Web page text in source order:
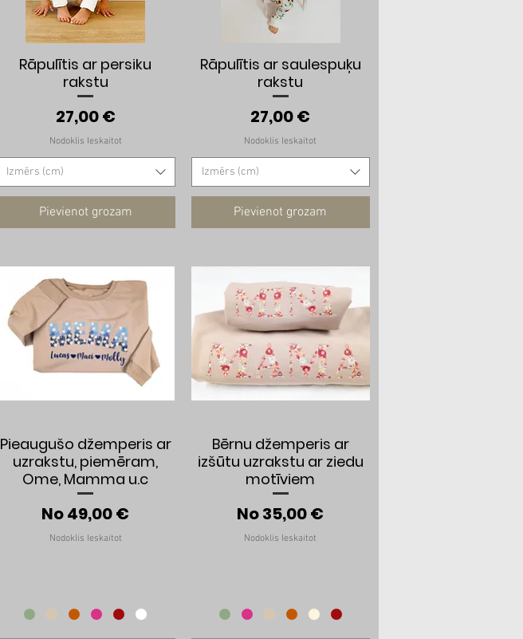
Ātrais skats
Rāpulītis ar persiku
rakstu
Cena
27,00 €
Nodoklis Ieskaitot
Izmērs (cm)
Pievienot grozam
Ātrais skats
Rāpulītis ar saulespuķu
rakstu
Cena
27,00 €
Nodoklis Ieskaitot
Izmērs (cm)
Pievienot grozam
Ātrais skats
Pieaugušo džemperis ar
uzrakstu, piemēram,
Ome, Mamma u.c
No49,00 €
Izpārdošanas cena
Nodoklis Ieskaitot
Ātrais skats
Bērnu džemperis ar
izšūtu uzrakstu ar ziedu
motīviem
No35,00 €
Izpārdošanas cena
Nodoklis Ieskaitot